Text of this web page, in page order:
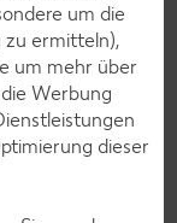
um die
zu ermitteln),
um mehr über
Werbung
dieser